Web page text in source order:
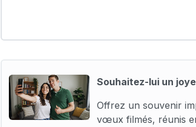
Souhaitez-lui un
Offrez un souvenir
vœux filmés, réunis